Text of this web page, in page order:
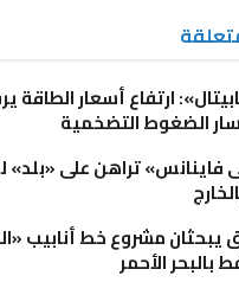
ارتفاع أسعار الطاقة
الضغوط التضخمية
تراهن على «بلد»
يبحثان مشروع خط أنابيب
بالبحر الأحمر